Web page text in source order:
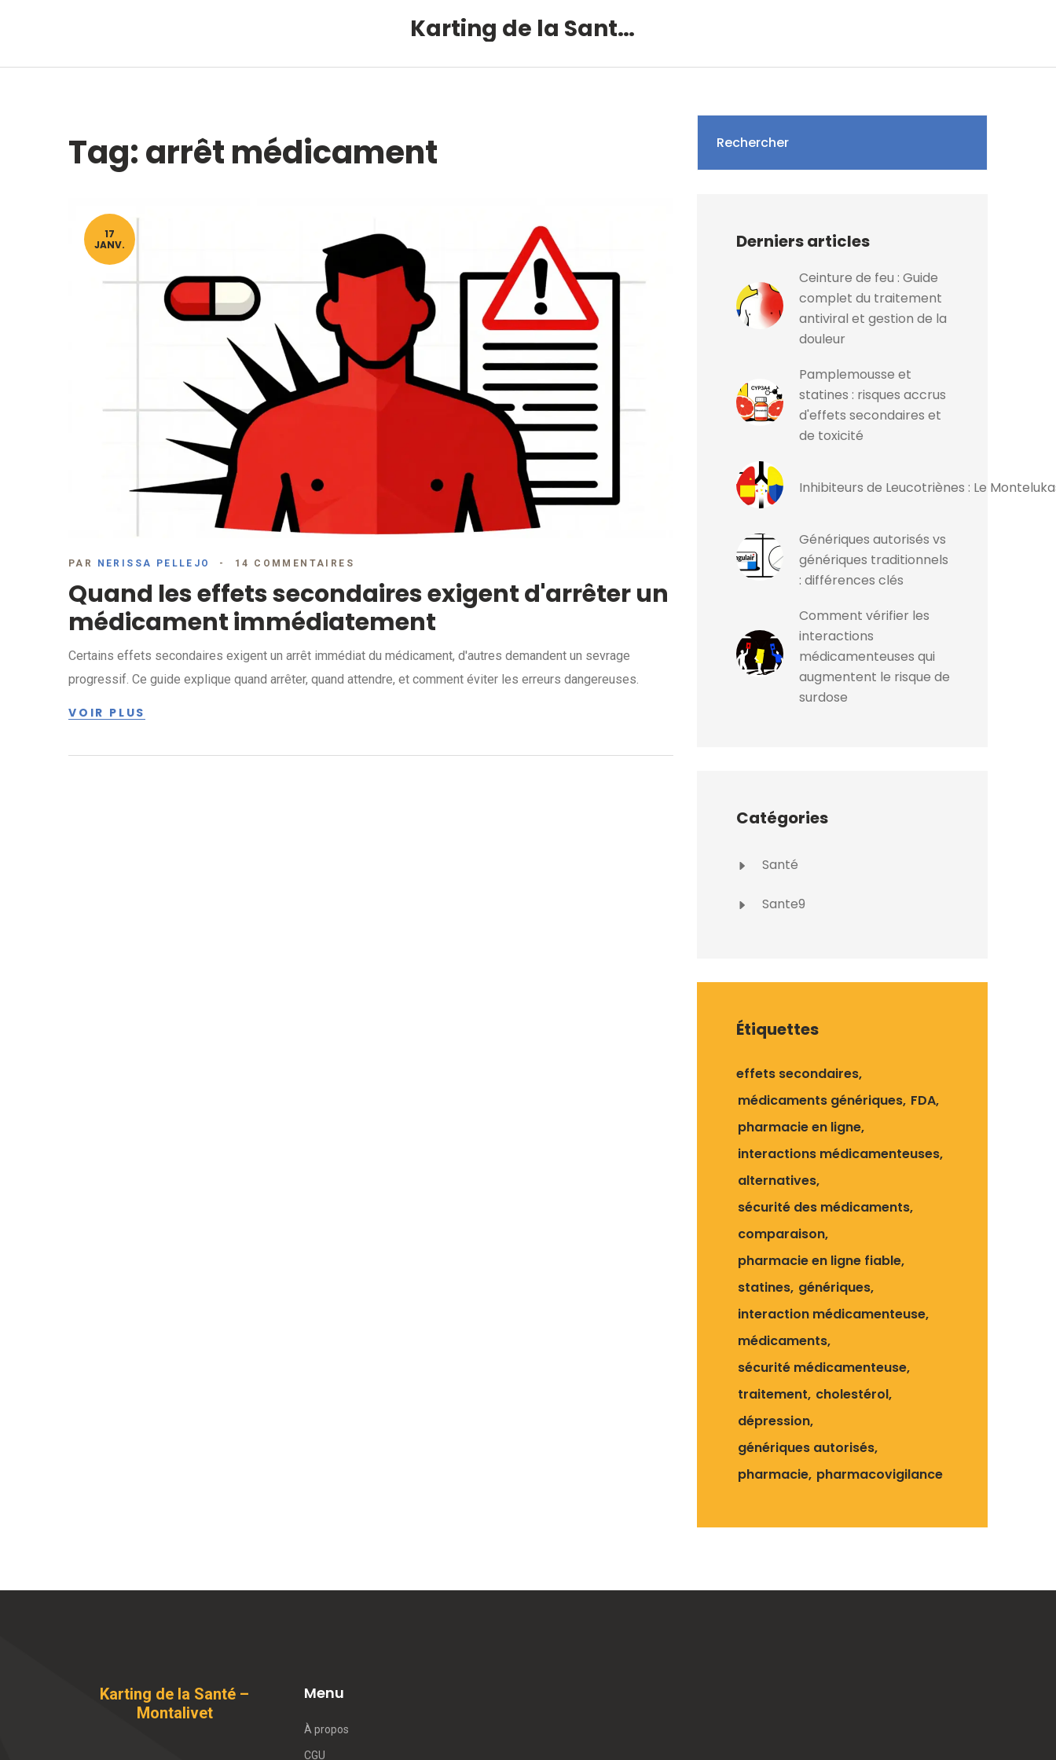
Karting de la Santé – Montalivet
Tag: arrêt médicament
17
JANV.
PAR NERISSA PELLEJO 14 COMMENTAIRES
Quand les effets secondaires exigent d'arrêter un
médicament immédiatement
Certains effets secondaires exigent un arrêt immédiat du médicament, d'autres demandent un sevrage
progressif. Ce guide explique quand arrêter, quand attendre, et comment éviter les erreurs dangereuses.
VOIR PLUS
Rechercher
Derniers articles
Ceinture de feu : Guide
complet du traitement
antiviral et gestion de la
douleur
Pamplemousse et
statines : risques accrus
d'effets secondaires et
de toxicité
Inhibiteurs de Leucotriènes : Le
Génériques autorisés vs
génériques traditionnels
: différences clés
Comment vérifier les
interactions
médicamenteuses qui
augmentent le risque de
surdose
Catégories
Santé
Sante9
Étiquettes
effets secondaires
médicaments génériques FDA
pharmacie en ligne
interactions médicamenteuses
alternatives
sécurité des médicaments
comparaison
pharmacie en ligne fiable
statines génériques
interaction médicamenteuse
médicaments
sécurité médicamenteuse
traitement cholestérol
dépression
génériques autorisés
pharmacie pharmacovigilance
Karting de la Santé –
Montalivet
Menu
À propos
CGU